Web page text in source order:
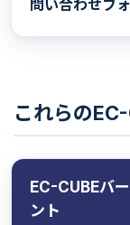
問い合わせフ
これらの
EC-CUBEバ
ント